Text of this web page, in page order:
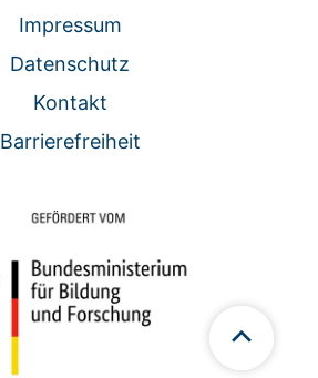
Impressum
Datenschutz
Kontakt
Barrierefreiheit